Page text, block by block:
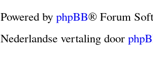
Powered byphpBB® Forum
Nederlandse vertaling door